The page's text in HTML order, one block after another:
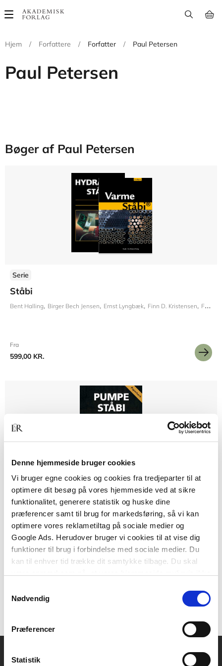
Denne hjemmeside bruger cookies
Vi bruger egne cookies og cookies fra tredjeparter til at
optimere dit besøg på vores hjemmeside ved at sikre
funktionalitet, generere statistik og huske dine
præferencer samt til brug for markedsføring, så vi kan
optimere vores reklametiltag på sociale medier og
Google Ads. Herudover bruger vi cookies til at vise dig
funktioner til brug i forbindelse med sociale medier. Du
kan til enhver tid trække dit samtykke tilbage. Du skal
tilbagetrækker et samtykke.
Nødvendig
Præferencer
Statistik
Main
Hjem
/ Forfattere / Forfatter / Paul Petersen
Paul Petersen
Bøger af Paul Petersen
Serie
Ståbi
Bent Halling Birger Bech Jensen Ernst Lyngbæk Finn D. Kristensen Frode Iversen
Fra
599,00 KR.
Hardcover
Pumpe ståbi
Anders Borup Frede Blaabjerg Jens Chr. Binder